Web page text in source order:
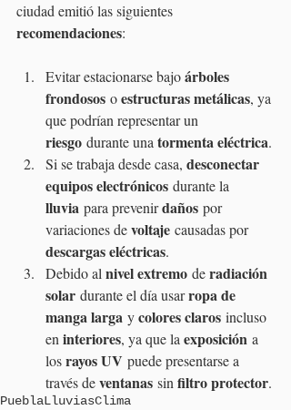
ciudad emitió las siguientes
recomendaciones:
Evitar estacionarse bajo árboles
frondosos o estructuras metálicas, ya
que podrían representar un
riesgo durante una tormenta eléctrica.
Si se trabaja desde casa, desconectar
equipos electrónicos durante la
lluvia para prevenir daños por
variaciones de voltaje causadas por
descargas eléctricas.
Debido al nivel extremo de radiación
solar durante el día usar ropa de
manga larga y colores claros incluso
en interiores, ya que la exposición a
los rayos UV puede presentarse a
través de ventanas sin filtro protector.
PueblaLluviasClima